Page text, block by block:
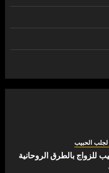
الحبيب
للزواج بالطرق الروحانية